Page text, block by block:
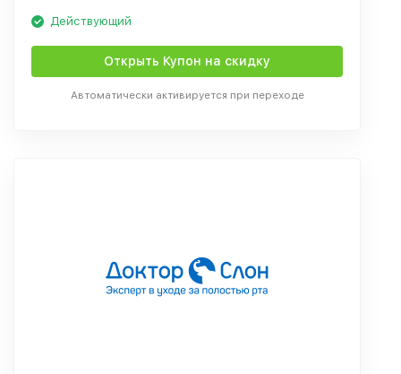
Действующий
Открыть Купон на скидку
Автоматически активируется при переходе